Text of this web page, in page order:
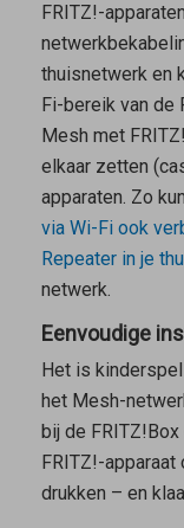
FRITZ!-
thuisnetwerk en
Fi-bereik van de
Mesh met
elkaar zetten
apparaten. Zo
via Wi-Fi ook
Repeaterin je
netwerk.
Eenvoudige
Het is
het Mesh-
bij de FRITZ!Box
FRITZ!-
drukken – en